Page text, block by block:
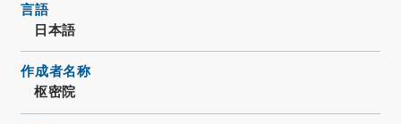
言語
日本語
作成者名称
枢密院